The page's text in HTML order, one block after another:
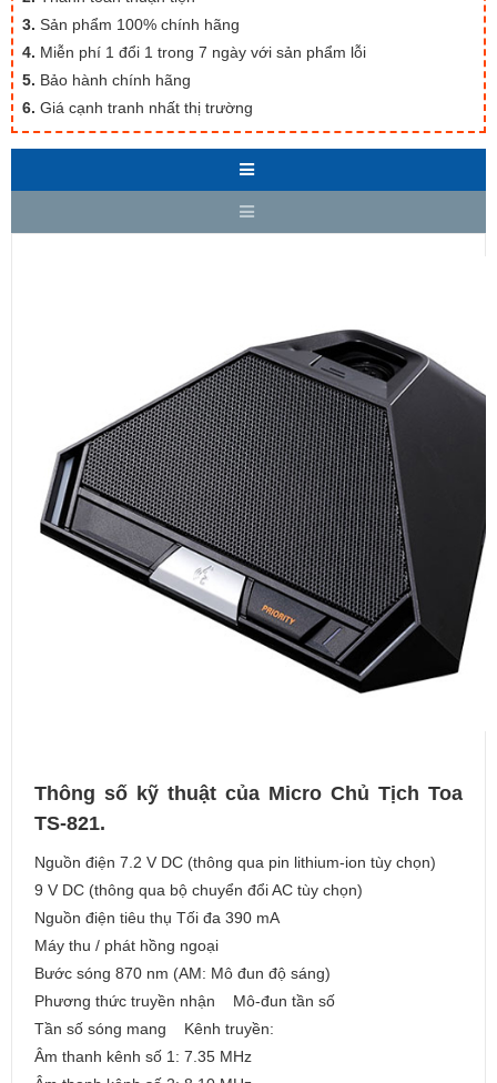
3. Sản phẩm 100% chính hãng
4. Miễn phí 1 đổi 1 trong 7 ngày với sản phẩm lỗi
5. Bảo hành chính hãng
6. Giá cạnh tranh nhất thị trường
Thông số kỹ thuật của Micro Chủ Tịch Toa
TS-821.
Nguồn điện 7.2 V DC (thông qua pin lithium-ion tùy chọn)
9 V DC (thông qua bộ chuyển đổi AC tùy chọn)
Nguồn điện tiêu thụ Tối đa 390 mA
Máy thu / phát hồng ngoại
Bước sóng 870 nm (AM: Mô đun độ sáng)
Phương thức truyền nhận Mô-đun tần số
Tần số sóng mang Kênh truyền:
Âm thanh kênh số 1: 7.35 MHz